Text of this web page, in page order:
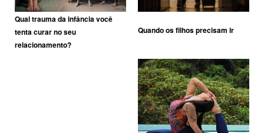
Qual trauma da infância você
tenta curar no seu
relacionamento?
Quando os filhos precisam ir